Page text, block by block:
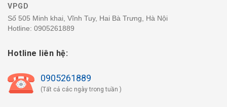
VPGD
Số 505 Minh khai, Vĩnh Tuy, Hai Bà Trưng, Hà Nội
Hotline: 0905261889
Hotline liên hệ:
0905261889
(Tất cả các ngày trong tuần )